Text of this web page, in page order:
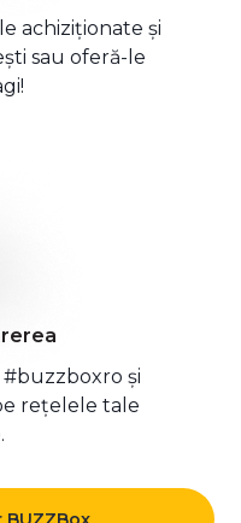
achiziționate și
sau oferă-le
și
rețelele tale